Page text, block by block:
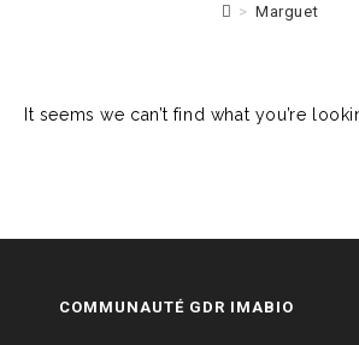
> Marguet
It seems we can’t find what you’re
COMMUNAUTÉ GDR IMABIO